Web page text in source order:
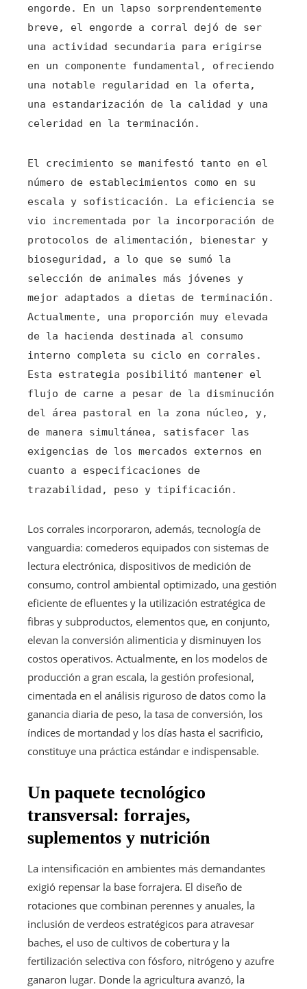
engorde. En un lapso sorprendentemente
breve, el engorde a corral dejó de ser
una actividad secundaria para erigirse
en un componente fundamental, ofreciendo
una notable regularidad en la oferta,
una estandarización de la calidad y una
celeridad en la terminación.
El crecimiento se manifestó tanto en el
número de establecimientos como en su
escala y sofisticación. La eficiencia se
vio incrementada por la incorporación de
protocolos de alimentación, bienestar y
bioseguridad, a lo que se sumó la
selección de animales más jóvenes y
mejor adaptados a dietas de terminación.
Actualmente, una proporción muy elevada
de la hacienda destinada al consumo
interno completa su ciclo en corrales.
Esta estrategia posibilitó mantener el
flujo de carne a pesar de la disminución
del área pastoral en la zona núcleo, y,
de manera simultánea, satisfacer las
exigencias de los mercados externos en
cuanto a especificaciones de
trazabilidad, peso y tipificación.
Los corrales incorporaron, además, tecnología de
vanguardia: comederos equipados con sistemas de
lectura electrónica, dispositivos de medición de
consumo, control ambiental optimizado, una gestión
eficiente de efluentes y la utilización estratégica de
fibras y subproductos, elementos que, en conjunto,
elevan la conversión alimenticia y disminuyen los
costos operativos. Actualmente, en los modelos de
producción a gran escala, la gestión profesional,
cimentada en el análisis riguroso de datos como la
ganancia diaria de peso, la tasa de conversión, los
índices de mortandad y los días hasta el sacrificio,
constituye una práctica estándar e indispensable.
Un paquete tecnológico
transversal: forrajes,
suplementos y nutrición
La intensificación en ambientes más demandantes
exigió repensar la base forrajera. El diseño de
rotaciones que combinan perennes y anuales, la
inclusión de verdeos estratégicos para atravesar
baches, el uso de cultivos de cobertura y la
fertilización selectiva con fósforo, nitrógeno y azufre
ganaron lugar. Donde la agricultura avanzó, la